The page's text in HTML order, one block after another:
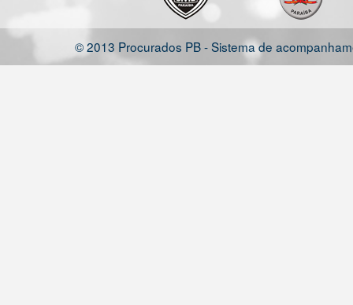
© 2013 Procurados PB - Sistema de